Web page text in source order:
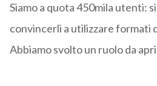
Siamo a quota 450mila utenti:
convincerli a utilizzare formati
Abbiamo svolto un ruolo da